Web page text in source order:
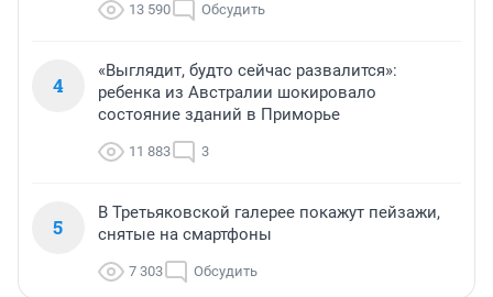
13 590 Обсудить
4
«Выглядит, будто сейчас развалится»:
ребенка из Австралии шокировало
состояние зданий в Приморье
11 883 3
5
В Третьяковской галерее покажут пейзажи,
снятые на смартфоны
7 303 Обсудить